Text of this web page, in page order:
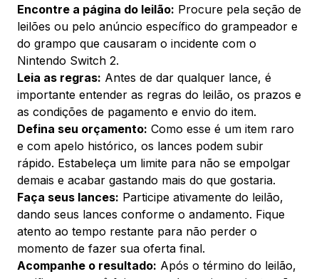
Encontre a página do leilão: Procure pela seção de
leilões ou pelo anúncio específico do grampeador e
do grampo que causaram o incidente com o
Nintendo Switch 2.
Leia as regras: Antes de dar qualquer lance, é
importante entender as regras do leilão, os prazos e
as condições de pagamento e envio do item.
Defina seu orçamento: Como esse é um item raro
e com apelo histórico, os lances podem subir
rápido. Estabeleça um limite para não se empolgar
demais e acabar gastando mais do que gostaria.
Faça seus lances: Participe ativamente do leilão,
dando seus lances conforme o andamento. Fique
atento ao tempo restante para não perder o
momento de fazer sua oferta final.
Acompanhe o resultado: Após o término do leilão,